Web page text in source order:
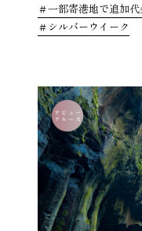
一部寄港地で追加
シルバーウイーク